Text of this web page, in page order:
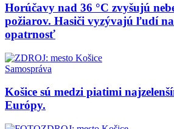
Horúčavy nad 36 °C zvyšujú
požiarov. Hasiči vyzývajú ľudí
opatrnosť
Samospráva
Košice sú medzi piatimi
Európy.